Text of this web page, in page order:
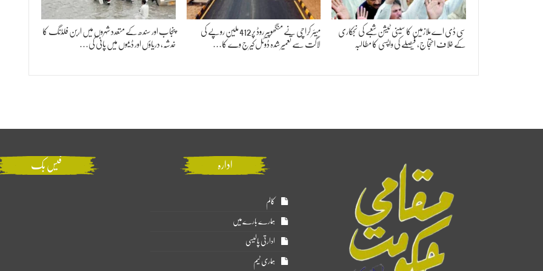
سی ڈی اے ملازمین کا سینی ٹیشن شعبے کی نجکاری
کے خلاف احتجاج، فیصلے کی واپسی کا مطالبہ
میئر کراچی نے منگھوپیر روڈ پر 412 ملین روپے کی
لاگت سے تعمیر شدہ ڈوئل کیرج وے کا…
پنجاب اور سندھ کے متعدد شہروں میں اربن فلڈنگ کا
خدشہ، دریاؤں اور ڈیموں میں پانی کی…
ادارہ
کالم
ہمارے بارے میں
ادارتی پالیسی
ہماری ٹیم
فیس بک